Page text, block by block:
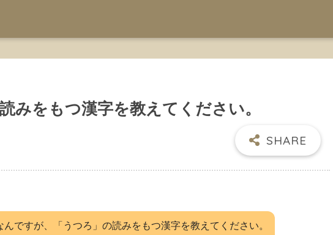
みをもつ漢字を教えてください。
んですが、「うつろ」の読みをもつ漢字を教えてください。